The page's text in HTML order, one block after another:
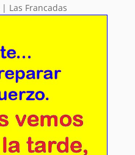
| Las Francadas